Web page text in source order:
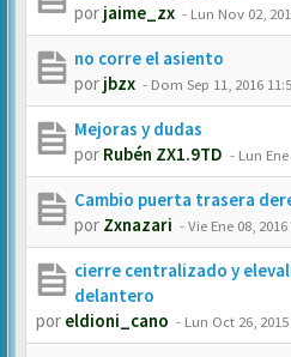
por jaime_zx - Lun Nov 02,
no corre el asiento
por jbzx - Dom Sep 11, 2016
Mejoras y dudas
por Rubén ZX1.9TD - Lun
Cambio puerta trasera
por Zxnazari -Vie Ene 08,
cierre centralizado y
delantero
por eldioni_cano - Lun Oct 26,